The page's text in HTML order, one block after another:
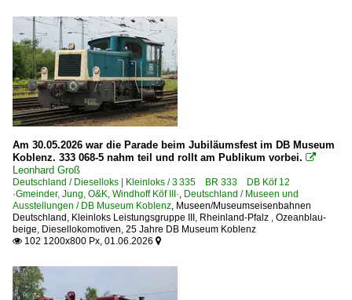
BR 182 DB E 320
BR 184 DB E 410
E-Loks | Sonstige und Schmalspur
1 200 ·Henschel E1200·
0 429 BR 429.1 ·Flirt 3 (fünfteilig)·
0 460 BR 460 ·Desiro ML·
Elektrotriebzüge | bis 1970 und Altbautriebzüge
ET 25 · BR 425 alt · 455 alt
Am 30.05.2026 war die Parade beim Jubiläumsfest im DB Museum
Koblenz. 333 068-5 nahm teil und rollt am Publikum vorbei. 
Leonhard Groß
Deutschland / Dieselloks | Kleinloks / 3 335 BR 333 DB Köf 12
·Gmeinder, Jung, O&K, Windhoff Köf III·, Deutschland / Museen und
Ausstellungen / DB Museum Koblenz, Museen/Museumseisenbahnen
Deutschland , Kleinloks Leistungsgruppe III , Rheinland-Pfalz , Ozeanblau-
beige, Diesellokomotiven, 25 Jahre DB Museum Koblenz
 102 1200x800 Px, 01.06.2026 